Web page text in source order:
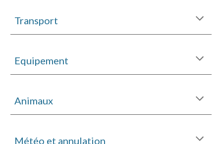
Transport
Equipement
Animaux
Météo et annulation